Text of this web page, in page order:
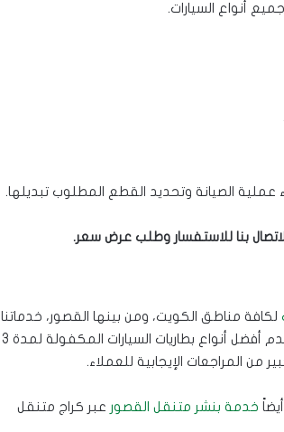
أنواع السيارات.
الصيانة وتحديد القطع المطلوب تبديلها.
بنا للاستفسار وطلب عرض سعر.
لكافة مناطق الكويت، ومن بينها القصور، خدماتنا
سريعة وموثوقة ومتوفرة على مدار 24 ساعة، 7 أيام في الأسبوع، ونستخدم أفضل أنواع بطاريات السيارات المكفولة لمدة 3
من المراجعات الإيجابية للعملاء.
خدمة بنشر متنقل القصور عبر كراج متنقل